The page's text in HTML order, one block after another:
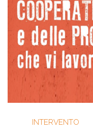
INTERVENTO